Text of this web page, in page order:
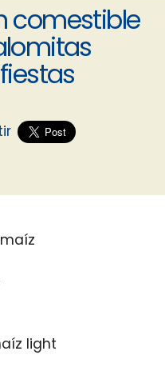
comestible
light